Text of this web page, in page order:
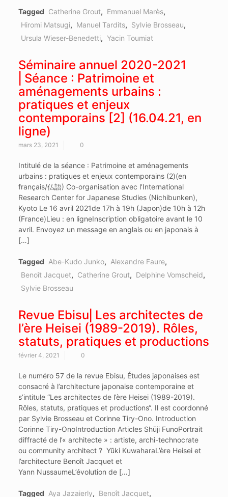
Tagged Catherine Grout, Emmanuel Marès,
Hiromi Matsugi, Manuel Tardits, Sylvie Brosseau,
Ursula Wieser-Benedetti, Yacin Toumiat
Séminaire annuel 2020-2021
⎜Séance : Patrimoine et
aménagements urbains :
pratiques et enjeux
contemporains [2] (16.04.21, en
ligne)
mars 23, 2021 0
Intitulé de la séance : Patrimoine et aménagements
urbains : pratiques et enjeux contemporains (2)(en
français/仏語) Co-organisation avec l’International
Research Center for Japanese Studies (Nichibunken),
Kyoto Le 16 avril 2021de 17h à 19h (Japon)de 10h à 12h
(France)Lieu : en ligneInscription obligatoire avant le 10
avril. Envoyez un message en anglais ou en japonais à
[…]
Tagged Abe-Kudo Junko, Alexandre Faure,
Benoît Jacquet, Catherine Grout, Delphine Vomscheid,
Sylvie Brosseau
Revue Ebisu⎜Les architectes de
l’ère Heisei (1989-2019). Rôles,
statuts, pratiques et productions
février 4, 2021 0
Le numéro 57 de la revue Ebisu, Études japonaises est
consacré à l’architecture japonaise contemporaine et
s’intitule “Les architectes de l’ère Heisei (1989-2019).
Rôles, statuts, pratiques et productions“. Il est coordonné
par Sylvie Brosseau et Corinne Tiry-Ono. Introduction
Corinne Tiry-OnoIntroduction Articles Shūji FunoPortrait
diffracté de l’« architecte » : artiste, archi-technocrate
ou community architect ? Yūki KuwaharaL’ère Heisei et
l’architecture Benoît Jacquet et
Yann NussaumeL’évolution de […]
Tagged Aya Jazaierly, Benoît Jacquet,